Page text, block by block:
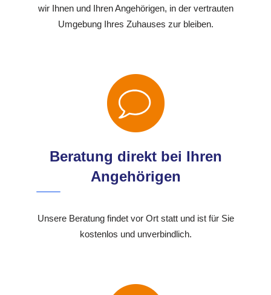
wir Ihnen und Ihren Angehörigen, in der vertrauten
Umgebung Ihres Zuhauses zur bleiben.
Beratung direkt bei Ihren
Angehörigen
Unsere Beratung findet vor Ort statt und ist für Sie
kostenlos und unverbindlich.